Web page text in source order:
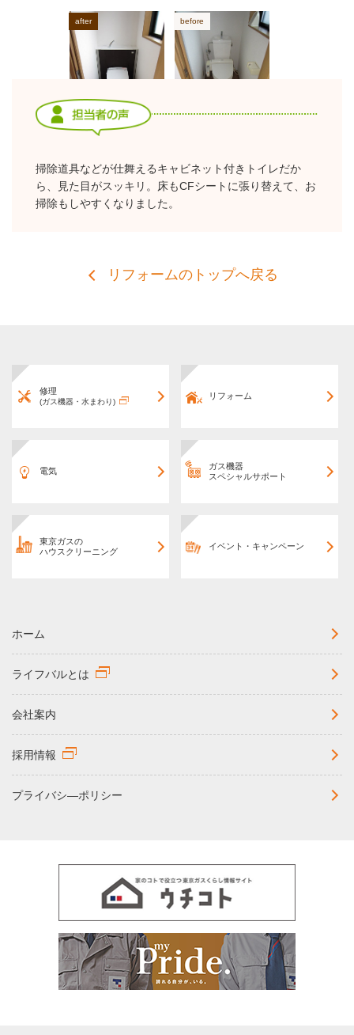
掃除道具などが仕舞えるキャビネット付きトイレだか
ら、見た目がスッキリ。床もCFシートに張り替えて、お
掃除もしやすくなりました。
リフォームのトップへ戻る
修理
(ガス機器・水まわり)
リフォーム
電気
ガス機器
スペシャルサポート
東京ガスの
ハウスクリーニング
イベント・キャンペーン
ホーム
ライフバルとは
会社案内
採用情報
プライバシ―ポリシー